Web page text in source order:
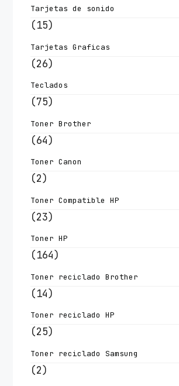
Tarjetas de sonido
(15)
Tarjetas Graficas
(26)
Teclados
(75)
Toner Brother
(64)
Toner Canon
(2)
Toner Compatible HP
(23)
Toner HP
(164)
Toner reciclado Brother
(14)
Toner reciclado HP
(25)
Toner reciclado Samsung
(2)